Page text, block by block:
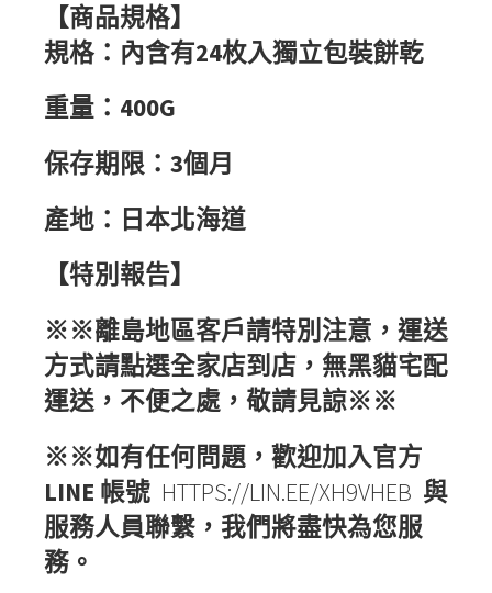
【商品規格】
規格：內含有24枚入獨立包裝餅乾
重量：400G
保存期限：3個月
產地：日本北海道
【特別報告】
※※離島地區客戶請特別注意，運送
方式請點選全家店到店，無黑貓宅配
運送，不便之處，敬請見諒※※
※※如有任何問題，歡迎加入官方
LINE 帳號 HTTPS://LIN.EE/XH9VHEB 與
服務人員聯繫，我們將盡快為您服
務。